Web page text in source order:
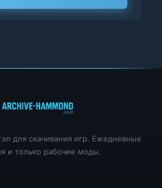
для скачивания игр. Ежедневные
и только рабочие моды.